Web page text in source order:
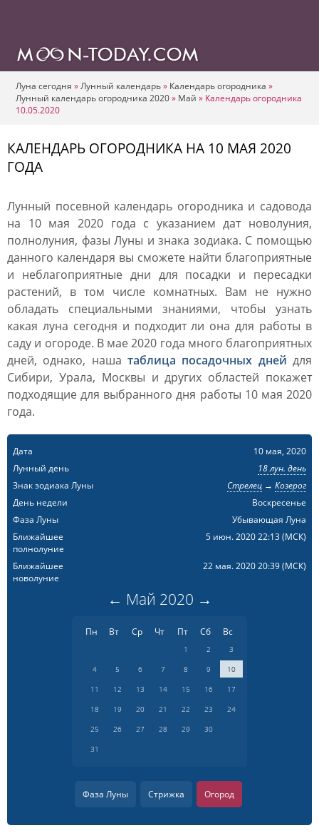
Луна сегодня »Лунный календарь» Календарь огородника »
Лунный календарь огородника 2020» Май » Календарь огородника
10.05.2020
КАЛЕНДАРЬ ОГОРОДНИКА НА 10 МАЯ 2020
ГОДА
Лунный посевной календарь огородника и садовода
на 10 мая 2020 года с указанием дат новолуния,
полнолуния, фазы Луны и знака зодиака. С помощью
данного календаря вы сможете найти благоприятные
и неблагоприятные дни для посадки и пересадки
растений, в том числе комнатных. Вам не нужно
обладать специальными знаниями, чтобы узнать
какая луна сегодня и подходит ли она для работы в
саду и огороде. В мае 2020 года много благоприятных
дней, однако, наша таблица посадочных дней для
Сибири, Урала, Москвы и других областей покажет
подходящие для выбранного дня работы 10 мая 2020
года.
Дата
10 мая, 2020
Лунный день
18 лун. день
Знак зодиака Луны
Стрелец→ Козерог
День недели
Воскресенье
Фаза Луны
Убывающая Луна
Ближайшее
полнолуние
5 июн. 2020 22:13(МСК)
Ближайшее
новолуние
22 мая. 2020 20:39(МСК)
← Май 2020 →
Пн Вт Ср Чт Пт Сб Вс
1 2
3
4
5 6 7 8 9
10
11
12 13 14 15 16
17
18
19 20 21 22 23
24
25
26 27 28 29
30
31
Фаза Луны Стрижка Огород